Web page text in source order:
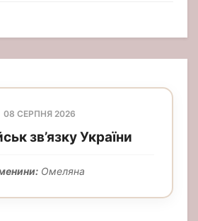
08 СЕРПНЯ 2026
зв’язку України
Омеляна